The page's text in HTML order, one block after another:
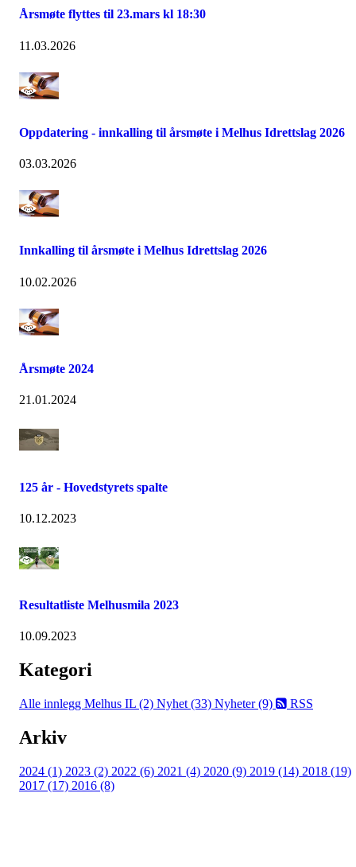
Årsmøte flyttes til 23.mars kl 18:30
11.03.2026
Oppdatering - innkalling til årsmøte i Melhus Idrettslag 2026
03.03.2026
Innkalling til årsmøte i Melhus Idrettslag 2026
10.02.2026
Årsmøte 2024
21.01.2024
125 år - Hovedstyrets spalte
10.12.2023
Resultatliste Melhusmila 2023
10.09.2023
Kategori
Alle innlegg Melhus IL (2) Nyhet (33) Nyheter (9) RSS
Arkiv
2024 (1) 2023 (2) 2022 (6) 2021 (4) 2020 (9) 2019 (14) 2018 (19)
2017 (17) 2016 (8)